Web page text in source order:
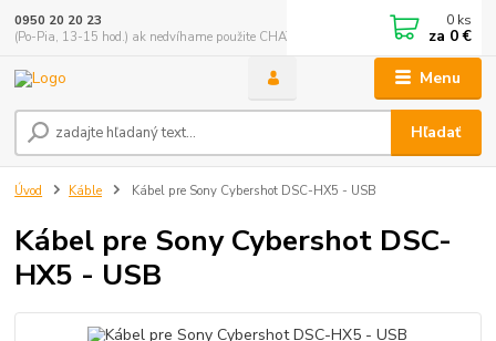
Menu
Hľadať
0950 20 20 23
(Po-Pia, 13-15 hod.) ak nedvíhame použite CHATBOX
0 ks
za 0 €
Úvod Káble Kábel pre Sony Cybershot DSC-HX5 - USB
Kábel pre Sony Cybershot DSC-
HX5 - USB